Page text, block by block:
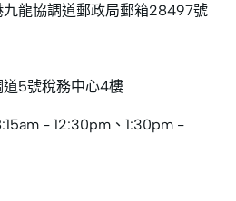
龍協調道郵政局郵箱28497號
5號稅務中心4樓
- 12:30pm、1:30pm -